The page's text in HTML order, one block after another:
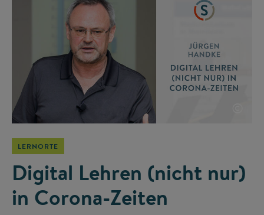
LERNORTE
Digital Lehren (nicht nur)
in Corona-Zeiten